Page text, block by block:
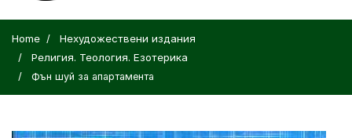
Home
Нехудожествени издания
Религия. Теология. Езотерика
Фън шуй за апартамента